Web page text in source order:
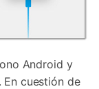
Android y
cuestión de